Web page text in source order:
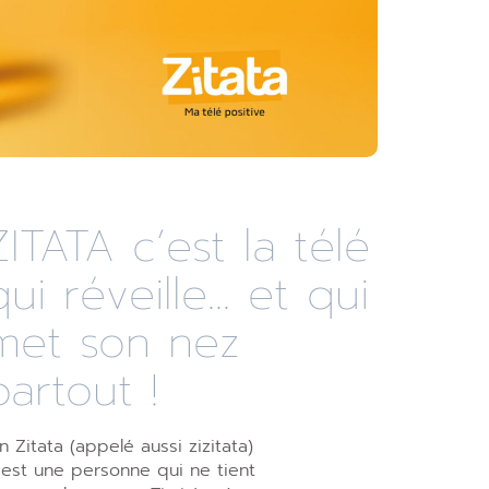
c’est la télé
réveille... et qui
son nez
!
Zitata (appelé aussi zizitata)
une personne qui ne tient